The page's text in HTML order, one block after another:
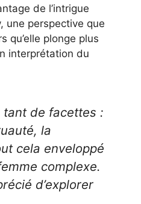
de l’intrigue
une perspective que
qu’elle plonge plus
interprétation du
tant de facettes :
la
cela enveloppé
complexe.
d’explorer